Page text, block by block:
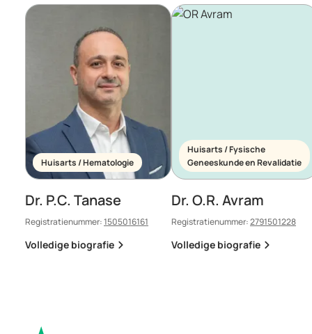
Huisarts / Hematologie
Dr. P.C. Tanase
Registratienummer:1505016161
Volledige biografie
Huisarts / Fysische
Geneeskunde en Revalidatie
Dr. O.R. Avram
Registratienummer:2791501228
Volledige biografie